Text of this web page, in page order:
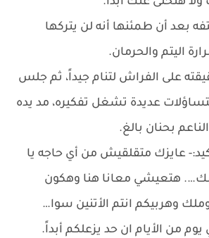
بعد أن طمئنها أنه لن يتركها
اليتم والحرمان.
على الفراش لتنام جيداً، ثم جلس
عديدة تشغل تفكيره، مد يده
بحنان بالغ.
عايزك متقلقيش من أي حاجه يا
هتعيشي معانا هنا وهكون
وهربيكم انتم الأتنين سوا…
من الأيام ان حد يزعلكم أبداً.